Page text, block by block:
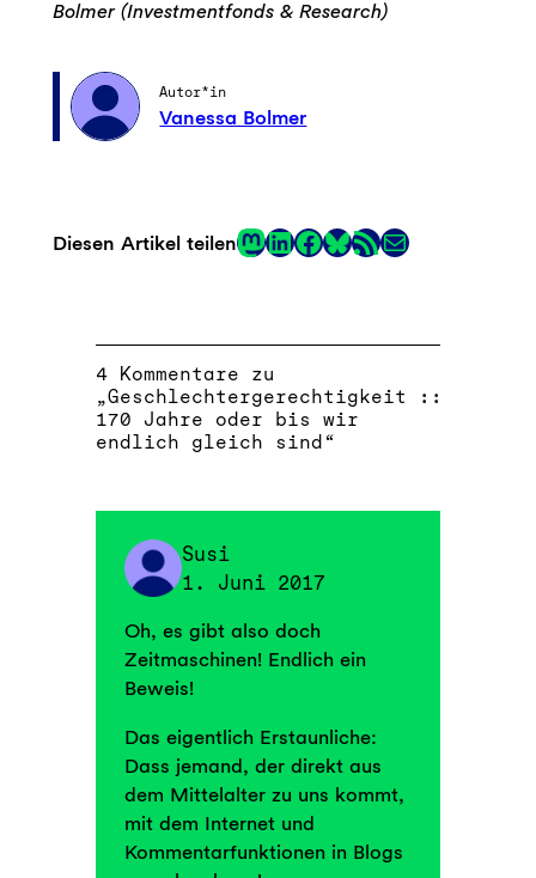
Bolmer (Investmentfonds & Research)
Autor*in
Vanessa Bolmer
Diesen Artikel teilenMastodon
LinkedIn
Facebook
LinkRSS-Feed
E-Mail
4 Kommentare zu
„Geschlechtergerechtigkeit ::
170 Jahre oder bis wir
endlich gleich sind“
Susi
1. Juni 2017
Oh, es gibt also doch
Zeitmaschinen! Endlich ein
Beweis!
Das eigentlich Erstaunliche:
Dass jemand, der direkt aus
dem Mittelalter zu uns kommt,
mit dem Internet und
Kommentarfunktionen in Blogs